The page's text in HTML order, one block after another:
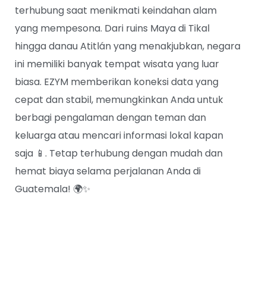
terhubung saat menikmati keindahan alam
yang mempesona. Dari ruins Maya di Tikal
hingga danau Atitlán yang menakjubkan, negara
ini memiliki banyak tempat wisata yang luar
biasa. EZYM memberikan koneksi data yang
cepat dan stabil, memungkinkan Anda untuk
berbagi pengalaman dengan teman dan
keluarga atau mencari informasi lokal kapan
saja 📱. Tetap terhubung dengan mudah dan
hemat biaya selama perjalanan Anda di
Guatemala! 🌍✨